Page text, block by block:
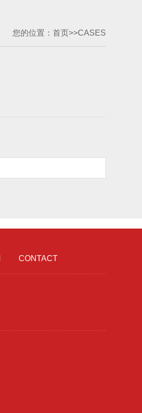
您的位置： 首页>>CASES
CONTACT